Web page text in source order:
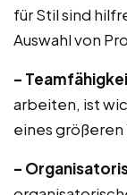
für Stil sind
Auswahl von
–
arbeiten, ist
eines größeren
–